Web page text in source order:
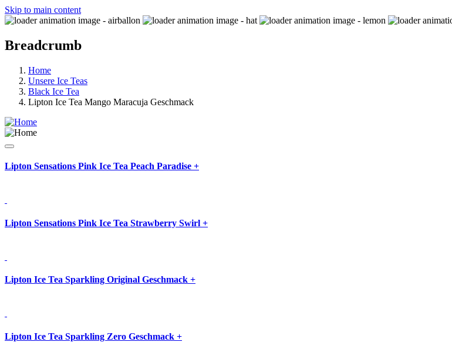
Skip to main content
Breadcrumb
Home
Unsere Ice Teas
Black Ice Tea
Lipton Ice Tea Mango Maracuja Geschmack
Lipton Sensations Pink Ice Tea Peach Paradise +
Lipton Sensations Pink Ice Tea Strawberry Swirl +
Lipton Ice Tea Sparkling Original Geschmack +
Lipton Ice Tea Sparkling Zero Geschmack +